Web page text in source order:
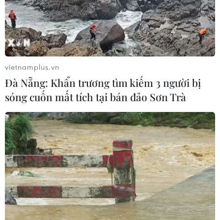
Cảng hàng không Quảng Trị tăng
tốc, hướng tới mục tiêu khai thác
cuối năm 2026
05/08/2026 10:59
đặc quyền thiết kế của người dùng
05/08/2026 09:48
Nhà bán lẻ thời trang trực tuyến lớn
nhất châu Âu thu hẹp dự báo lợi
nhuận
05/08/2026 08:55
vietnamplus.vn
Đà Nẵng: Khẩn trương tìm kiếm 3 người bị
sóng cuốn mất tích tại bán đảo Sơn Trà